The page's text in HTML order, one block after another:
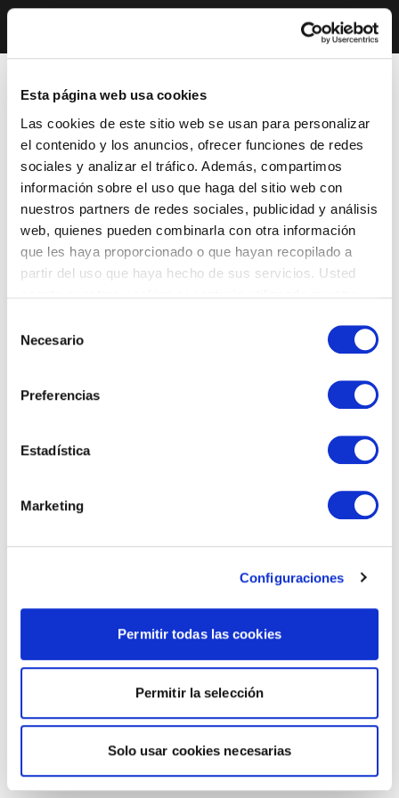
Esta página web usa cookies
Las cookies de este sitio web se usan para personalizar
el contenido y los anuncios, ofrecer funciones de redes
sociales y analizar el tráfico. Además, compartimos
información sobre el uso que haga del sitio web con
nuestros partners de redes sociales, publicidad y análisis
web, quienes pueden combinarla con otra información
que les haya proporcionado o que hayan recopilado a
partir del uso que haya hecho de sus servicios. Usted
Necesario
Preferencias
Estadística
Marketing
Configuraciones
Permitir todas las cookies
Permitir la selección
Solo usar cookies necesarias